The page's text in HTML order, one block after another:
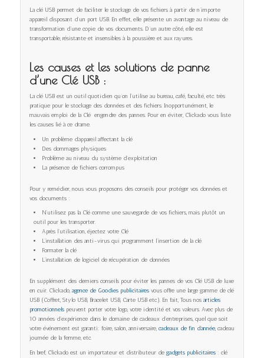
La clé USB permet de faciliter le stockage de vos fichiers à partir de n’importe
appareil disposant d’un port USB. En effet, elle présente un avantage au niveau de
transformation d’une copie de vos documents. D’un autre côté, elle est
transportable, résistante et insensibles à la poussière et aux rayures.
Les causes et les solutions de panne
d’une Clé USB :
La clé USB est un outil quotidien qu’on l’utilise au bureau, café, faculté, etc. très
pratique pour le stockage des données et des fichiers. Inopportunément, le
mauvais emploi de la Clé engendre des pannes. Pour en éviter, Clickado vous liste
les causes lié à ce drame.
Un problème d’appareil affectant la clé
Des dommages physiques
Problème au niveau du système d’exploitation
La présence de fichiers corrompus
Pour y remédier, nous vous proposons des conseils pour protéger vos données et
vos documents :
N’utilisez pas la Clé comme une sauvegarde de vos fichiers, mais plutôt un
outil pour les transporter.
Après l’utilisation, éjectez votre Clé
L’installation des anti-virus qui programment l’insertion de la clé
Formater la clé
L’installation de logiciel de récupération de données
En supplément des derniers conseils pour éviter les pannes de vos Clé USB de luxe
en cuir. Clickado,agence de Goodies publicitaires vous offre une large gamme de clé
USB (Coffret, Stylo USB, Bracelet USB, Carte USB etc.). En fait, Tous nos articles
promotionnels peuvent porter votre logo, votre identité et vos valeurs. Avec plus de
10 années d’expérience dans le domaine de cadeaux d’entreprises, quel que soit
votre événement est garanti: foire, salon, anniversaire, cadeaux de fin d’année,cadeau
journée de la femme, etc.
En bref, Clickado est un importateur et distributeur degadgets publicitaires : clé